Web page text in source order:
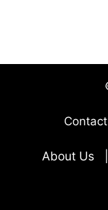
About Us